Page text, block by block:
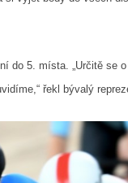
do 5. místa. „Určitě se
řekl bývalý